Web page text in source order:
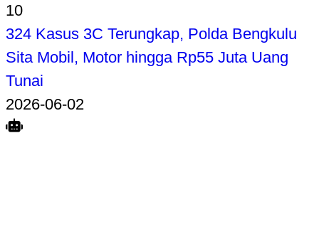
10
324 Kasus 3C Terungkap, Polda Bengkulu
Sita Mobil, Motor hingga Rp55 Juta Uang
Tunai
2026-06-02